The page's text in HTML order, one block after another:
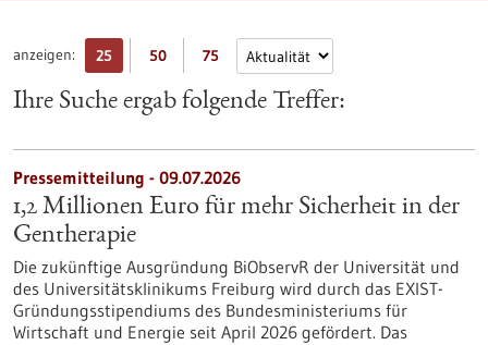
anzeigen: 25 50 75
Ihre Suche ergab folgende Treffer:
Pressemitteilung - 09.07.2026
1,2 Millionen Euro für mehr Sicherheit in der
Gentherapie
Die zukünftige Ausgründung BiObservR der Universität und
des Universitätsklinikums Freiburg wird durch das EXIST-
Gründungsstipendiums des Bundesministeriums für
Wirtschaft und Energie seit April 2026 gefördert. Das